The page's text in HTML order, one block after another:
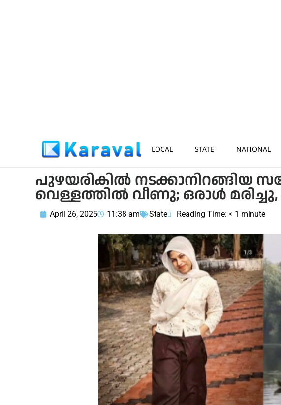
LOCAL STATE NATIONAL
പുഴയരികില്‍ നടക്കാനിറങ്ങിയ
വെള്ളത്തില്‍ വീണു; ഒരാള്‍ മരിച്ചു,
April 26, 2025 11:38 am State Reading Time: < 1 minute